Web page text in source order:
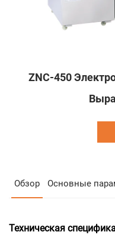
ZNC-450
Обзор Основные
Техническая